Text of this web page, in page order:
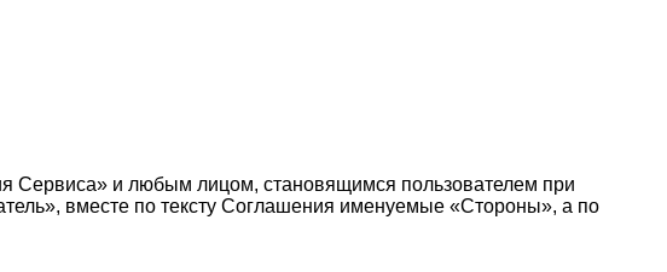
и любым лицом, становящимся пользователем при
вместе по тексту Соглашения именуемые «Стороны», а по